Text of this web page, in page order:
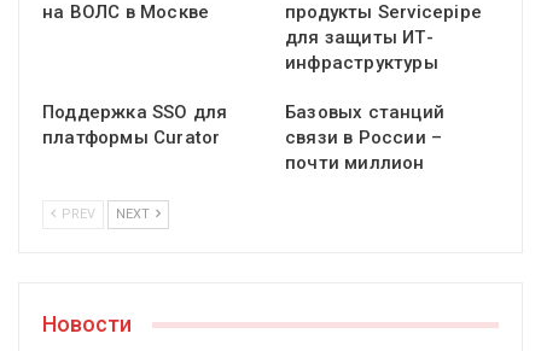
на ВОЛС в Москве
продукты Servicepipe
для защиты ИТ-
инфраструктуры
Поддержка SSO для
платформы Curator
Базовых станций
связи в России –
почти миллион
PREV NEXT
Новости